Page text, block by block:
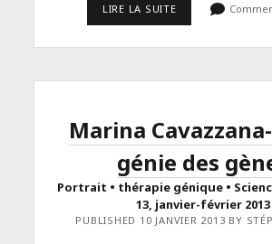
LIRE LA SUITE<SPAN
PRIMARY">LES
CLASS="ENTRY-
SUBTITLE">CNRS
LE
JOURNAL
–
N°
273
–
Marina
génie des
Portrait • thérapie génique •
13, janvier-février 2013
PUBLISHED 10 JANVIER 2013 BY